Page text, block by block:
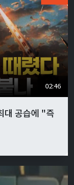
02:46
대 공습에 "즉